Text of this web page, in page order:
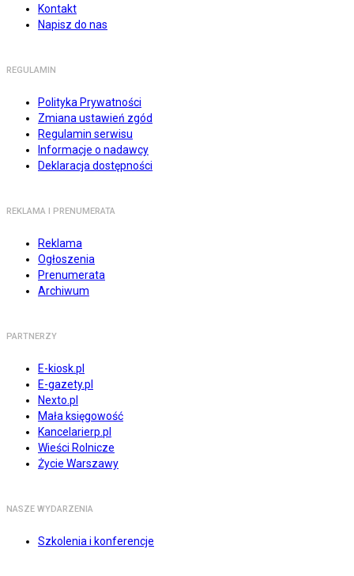
Kontakt
Napisz do nas
REGULAMIN
Polityka Prywatności
Zmiana ustawień zgód
Regulamin serwisu
Informacje o nadawcy
Deklaracja dostępności
REKLAMA I PRENUMERATA
Reklama
Ogłoszenia
Prenumerata
Archiwum
PARTNERZY
E-kiosk.pl
E-gazety.pl
Nexto.pl
Mała księgowość
Kancelarierp.pl
Wieści Rolnicze
Życie Warszawy
NASZE WYDARZENIA
Szkolenia i konferencje